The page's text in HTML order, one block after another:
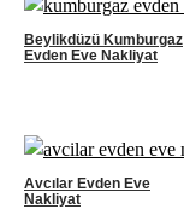
Beylikdüzü Kumburgaz
Evden Eve Nakliyat
Avcılar Evden Eve
Nakliyat